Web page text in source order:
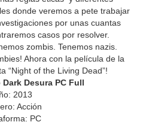
donde veremos a pete trabajar
por unas cuantas
casos por resolver.
zombis. Tenemos nazis.
Ahora con la película de la
“Night of the Living Dead”!
Dark Desura PC Full
2013
Acción
PC